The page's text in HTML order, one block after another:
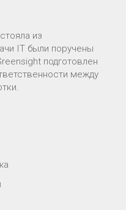
из
IT были поручены
подготовлен
между